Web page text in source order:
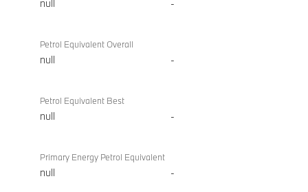
null -
Petrol Equivalent Overall
null -
Petrol Equivalent Best
null -
Primary Energy Petrol Equivalent
null -